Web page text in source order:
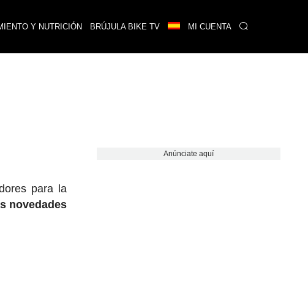
Y NUTRICIÓN BRÚJULA BIKE TV MI CUENTA
para la
novedades
Anúnciate aquí